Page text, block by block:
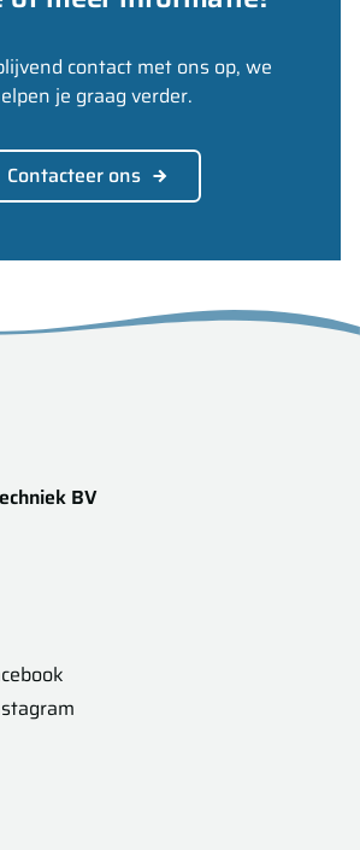
contact met ons op, we
je graag verder.
Contacteer ons
BV